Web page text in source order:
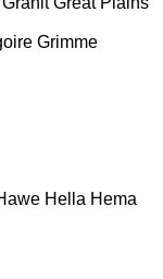
Grimme
Hella Hema